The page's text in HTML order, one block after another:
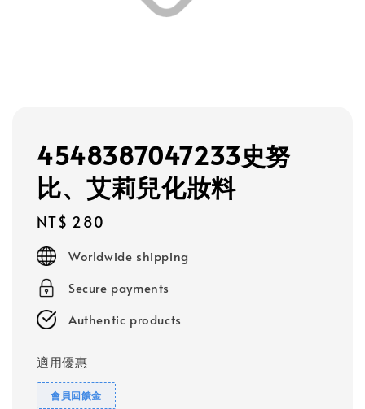
4548387047233史努
比、艾莉兒化妝料
Regular
price
NT$ 280
Worldwide shipping
Secure payments
Authentic products
適用優惠
會員回饋金